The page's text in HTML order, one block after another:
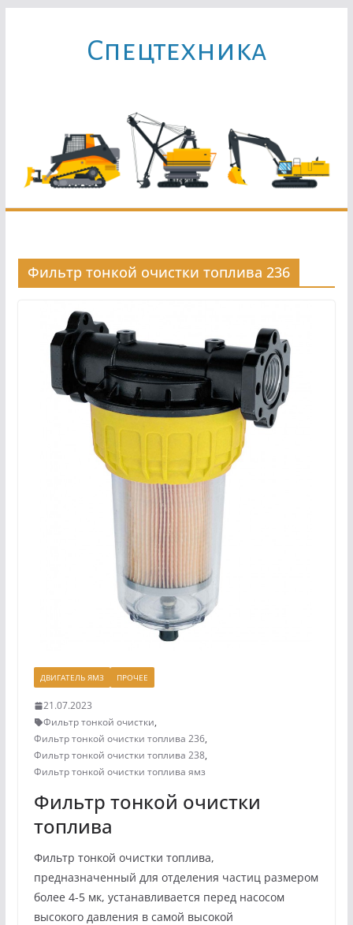
содержимомуCпецтехника
Фильтр тонкой очистки топлива 236
ДВИГАТЕЛЬ ЯМЗ ПРОЧЕЕ
21.07.2023
Фильтр тонкой очистки,
Фильтр тонкой очистки топлива 236,
Фильтр тонкой очистки топлива 238,
Фильтр тонкой очистки топлива ямз
Фильтр тонкой очистки
топлива
Фильтр тонкой очистки топлива,
предназначенный для отделения частиц размером
более 4-5 мк, устанавливается перед насосом
высокого давления в самой высокой